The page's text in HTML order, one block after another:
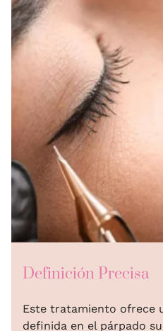
Definición Precisa
Este tratamiento ofrece
definida en el párpado